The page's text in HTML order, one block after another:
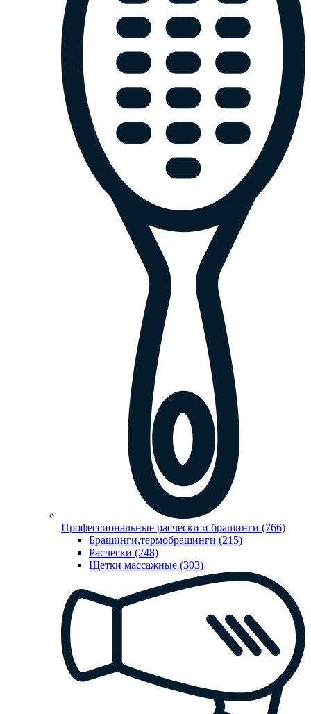
Профессиональные расчески и брашинги (766)
Брашинги,термобрашинги (215)
Расчески (248)
Щетки массажные (303)